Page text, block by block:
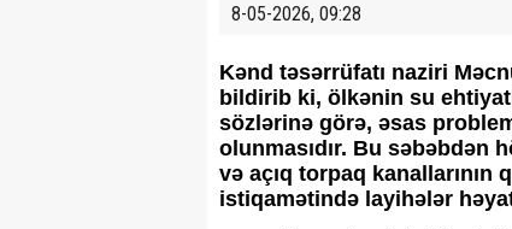
8-05-2026, 09:28
Kənd təsərrüfatı naziri
bildirib ki, ölkənin su
sözlərinə görə, əsas
olunmasıdır. Bu səbəbdən
və açıq torpaq
istiqamətində layihələr